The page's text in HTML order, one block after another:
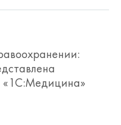
«1С:Медицина»